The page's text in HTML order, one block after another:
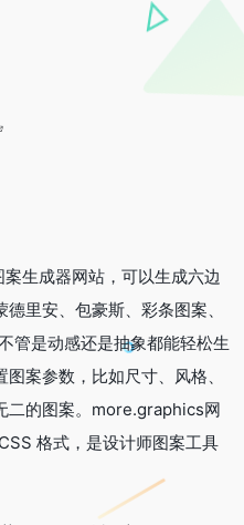
生成器网站，可以生成六边
里安、包豪斯、彩条图案、
管是动感还是抽象都能轻松生
案参数，比如尺寸、风格、
二的图案。more.graphics网
格式，是设计师图案工具